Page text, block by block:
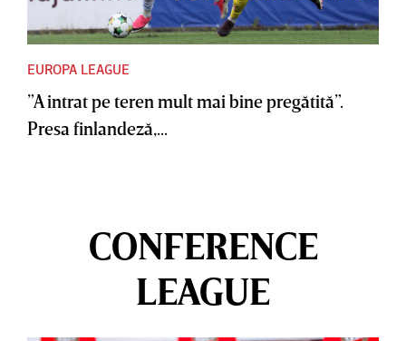
EUROPA LEAGUE
”A intrat pe teren mult mai bine pregătită”.
Presa finlandeză,...
CONFERENCE
LEAGUE